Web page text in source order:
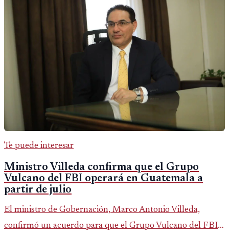
Te puede interesar
Ministro Villeda confirma que el Grupo
Vulcano del FBI operará en Guatemala a
partir de julio
El ministro de Gobernación, Marco Antonio Villeda,
confirmó un acuerdo para que el Grupo Vulcano del FBI